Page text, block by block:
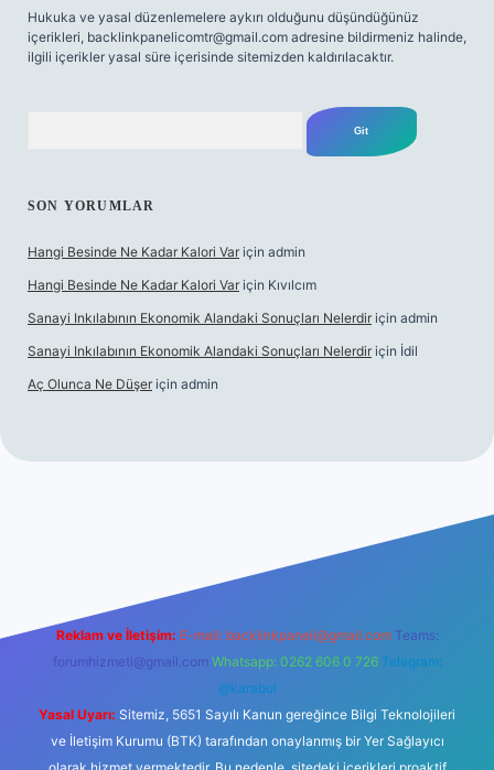
Hukuka ve yasal düzenlemelere aykırı olduğunu düşündüğünüz
içerikleri, backlinkpanelicomtr@gmail.com adresine bildirmeniz halinde,
ilgili içerikler yasal süre içerisinde sitemizden kaldırılacaktır.
SON YORUMLAR
Hangi Besinde Ne Kadar Kalori Var için admin
Hangi Besinde Ne Kadar Kalori Var için Kıvılcım
Sanayi Inkılabının Ekonomik Alandaki Sonuçları Nelerdir için admin
Sanayi Inkılabının Ekonomik Alandaki Sonuçları Nelerdir için İdil
Aç Olunca Ne Düşer için admin
Reklam ve İletişim: E-mail: backlinkpaneli@gmail.com Teams:
forumhizmeti@gmail.com Whatsapp: 0262 606 0 726 Telegram:
@karabul
Yasal Uyarı: Sitemiz, 5651 Sayılı Kanun gereğince Bilgi Teknolojileri
ve İletişim Kurumu (BTK) tarafından onaylanmış bir Yer Sağlayıcı